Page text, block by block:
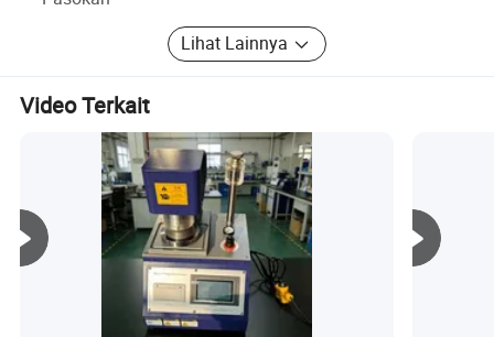
telah siap untuk ambil bagian dalam pasar internasional
dan menjadi contoh di bidang ini.
Lihat Lainnya
Video Terkait